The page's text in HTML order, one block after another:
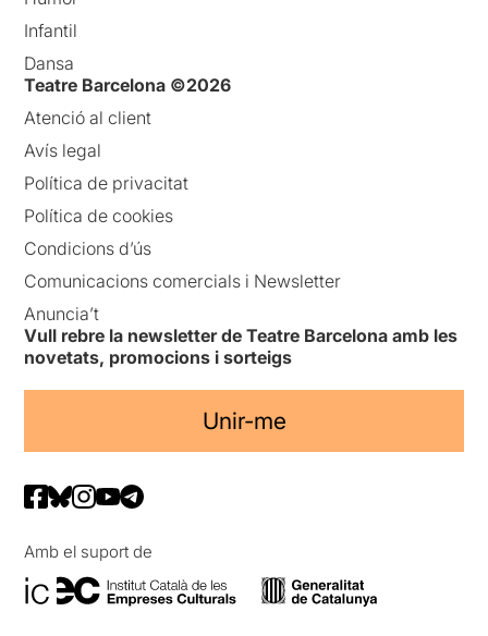
Infantil
Dansa
Teatre Barcelona ©2026
Atenció al client
Avís legal
Política de privacitat
Política de cookies
Condicions d’ús
Comunicacions comercials i Newsletter
Anuncia’t
Vull rebre la newsletter de Teatre Barcelona amb les
novetats, promocions i sorteigs
Unir-me
Amb el suport de